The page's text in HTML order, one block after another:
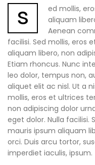
s
ed mollis,
aliquam
Aenean
facilisi. Sed mollis, eros
aliquam libero, non
Etiam rhoncus. Nunc
leo dolor, tempus non,
aliquet elit ac nisl. Ut a
mollis, eros et ultrices
non adipiscing dolor
eget dolor. Nulla facilisi.
mauris ipsum aliquam
orci. Duis arcu tortor,
imperdiet iaculis, ipsum.